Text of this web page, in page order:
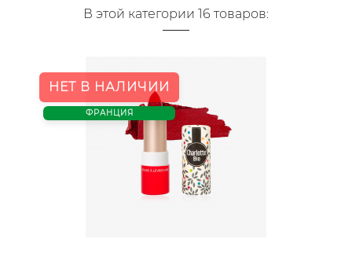
В этой категории 16 товаров:
НЕТ В НАЛИЧИИ
ФРАНЦИЯ